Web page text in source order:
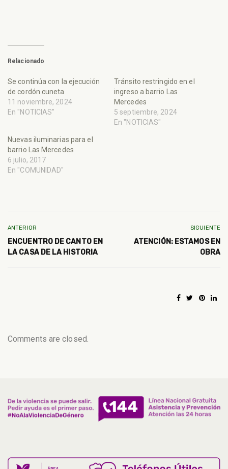
Relacionado
Se continúa con la ejecución
de cordón cuneta
11 noviembre, 2024
En "NOTICIAS"
Tránsito restringido en el
ingreso a barrio Las
Mercedes
5 septiembre, 2024
En "NOTICIAS"
Nuevas iluminarias para el
barrio Las Mercedes
6 julio, 2017
En "COMUNIDAD"
ANTERIOR
ENCUENTRO DE CANTO EN
LA CASA DE LA HISTORIA
SIGUIENTE
ATENCIÓN: ESTAMOS EN
OBRA
Comments are closed.